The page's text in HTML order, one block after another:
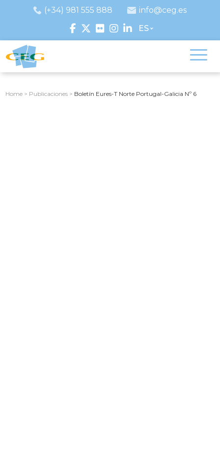
(+34) 981 555 888
info@ceg.es
ES
Home > Publicaciones > Boletín Eures-T Norte Portugal-Galicia Nº 6